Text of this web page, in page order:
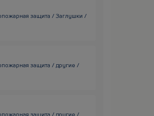
защита / Заглушки /
защита / другие /
защита / другие /